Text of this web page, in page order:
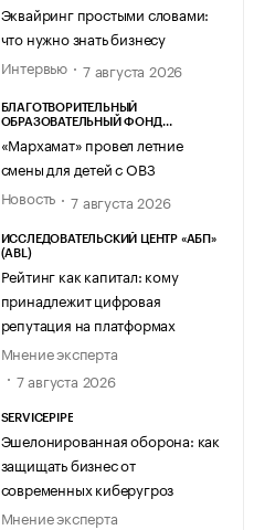
Эквайринг простыми словами:
что нужно знать бизнесу
Интервью
7 августа 2026
БЛАГОТВОРИТЕЛЬНЫЙ
ОБРАЗОВАТЕЛЬНЫЙ ФОНД
«Мархамат» провел летние
смены для детей с ОВЗ
Новость
7 августа 2026
ИССЛЕДОВАТЕЛЬСКИЙ ЦЕНТР «АБП»
(ABL)
Рейтинг как капитал: кому
принадлежит цифровая
репутация на платформах
Мнение эксперта
7 августа 2026
SERVICEPIPE
Эшелонированная оборона: как
защищать бизнес от
современных киберугроз
Мнение эксперта